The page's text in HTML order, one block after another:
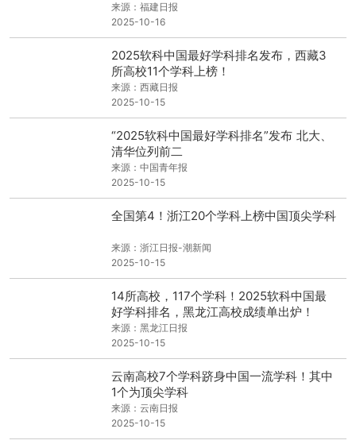
来源：福建日报
2025-10-16
2025软科中国最好学科排名发布，西藏3
所高校11个学科上榜！
来源：西藏日报
2025-10-15
“2025软科中国最好学科排名”发布 北大、
清华位列前二
来源：中国青年报
2025-10-15
全国第4！浙江20个学科上榜中国顶尖学科
来源：浙江日报-潮新闻
2025-10-15
14所高校，117个学科！2025软科中国最
好学科排名，黑龙江高校成绩单出炉！
来源：黑龙江日报
2025-10-15
云南高校7个学科跻身中国一流学科！其中
1个为顶尖学科
来源：云南日报
2025-10-15